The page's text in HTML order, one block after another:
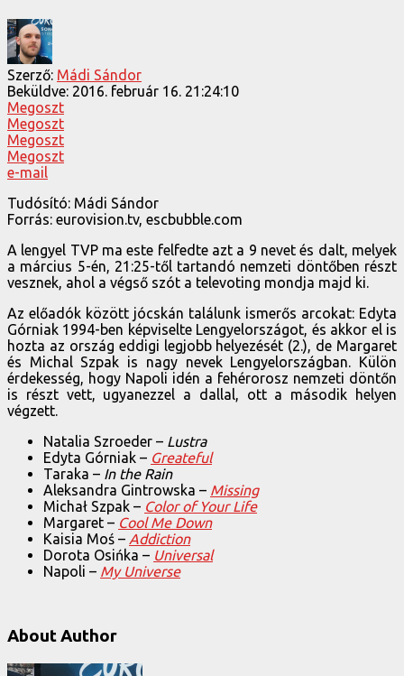
Szerző: Mádi Sándor
Beküldve: 2016. február 16. 21:24:10
Megoszt
Megoszt
Megoszt
Megoszt
e-mail
Tudósító: Mádi Sándor
Forrás: eurovision.tv, escbubble.com
A lengyel TVP ma este felfedte azt a 9 nevet és dalt, melyek
a március 5-én, 21:25-től tartandó nemzeti döntőben részt
vesznek, ahol a végső szót a televoting mondja majd ki.
Az előadók között jócskán találunk ismerős arcokat: Edyta
Górniak 1994-ben képviselte Lengyelországot, és akkor el is
hozta az ország eddigi legjobb helyezését (2.), de Margaret
és Michal Szpak is nagy nevek Lengyelországban. Külön
érdekesség, hogy Napoli idén a fehérorosz nemzeti döntőn
is részt vett, ugyanezzel a dallal, ott a második helyen
végzett.
Natalia Szroeder – Lustra
Edyta Górniak – Greateful
Taraka – In the Rain
Aleksandra Gintrowska – Missing
Michał Szpak – Color of Your Life
Margaret – Cool Me Down
Kaisia Moś – Addiction
Dorota Osińka – Universal
Napoli – My Universe
About Author